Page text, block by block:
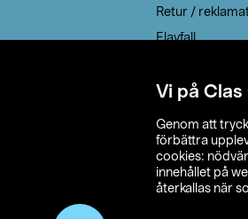
Vi på Clas
Genom att
förbättra
cookies:
innehållet på
återkallas när
Retur /
Elavfall